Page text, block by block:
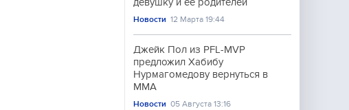
Новости 12 Марта 19:44
Джейк Пол из PFL-MVP
предложил Хабибу
Нурмагомедову вернуться в
ММА
Новости 05 Августа 13:16